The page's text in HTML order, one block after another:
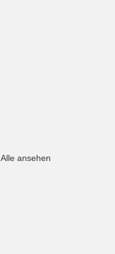
Alle ansehen